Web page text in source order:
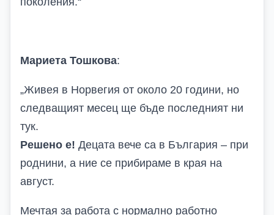
Мариета Тошкова:
„Живея в Норвегия от около 20 години, но
следващият месец ще бъде последният ни
тук.
Решено е! Децата вече са в България – при
роднини, а ние се прибираме в края на
август.
Мечтая за работа с нормално работно